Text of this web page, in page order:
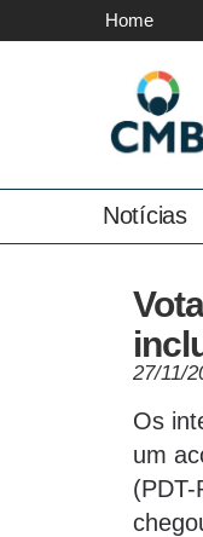
Home
Notícias
27/11/
Os
um